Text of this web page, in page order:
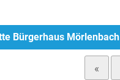
Bürgerhaus Mörlenbach
«